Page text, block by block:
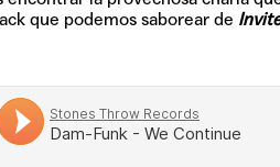
que podemos saborear de